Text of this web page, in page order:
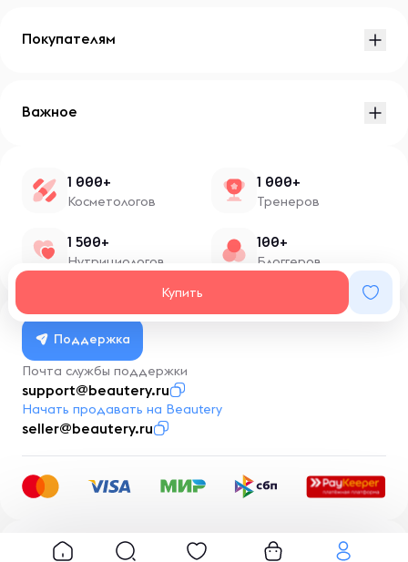
Купить
Покупателям
Важное
1 000+
Косметологов
1 000+
Тренеров
1 500+
Нутрициологов
100+
Блоггеров
Поддержка
Почта службы поддержки
support@beautery.ru
Начать продавать на Beautery
seller@beautery.ru
Разработка BusinessMentor.ru